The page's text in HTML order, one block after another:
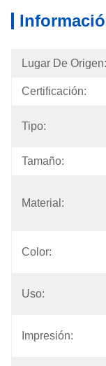
Lugar De Origen:
Certificación:
Tipo:
Tamaño:
Material:
Color:
Uso:
Impresión: